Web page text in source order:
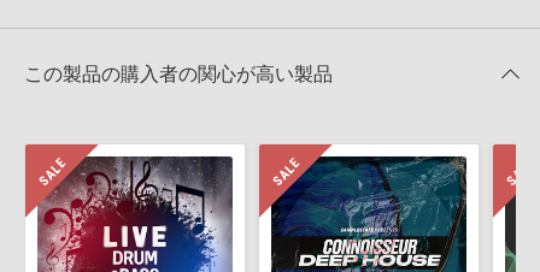
きます際には、NTFSやHFS＋でフォーマットされたHDDをご用意
いただく必要がございます。
知らせするメールの2通が送信されます。メールに記載されており
ます説明に沿って、製品のダウンロード／導入を行って下さい。
サンプルパック製品には、原則として日本語版操作マニュアルをご
用意しておりません。ご購入後のご不明点や詳細に関するお問い合
わせなどはテクニカルサポート
までご連絡ください。
2025.09.16
2022.06.06
マークのついた情報は、該当する製品のご購入ユーザー様専用となって
おります。ご覧頂くには、該当する製品をご購入頂く必要がございます。
この製品の購入者の関心が高い製品